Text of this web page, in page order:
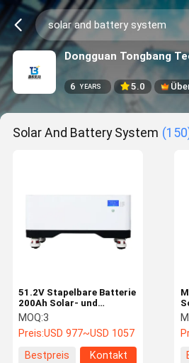
Dongguan Tongbang
6 YEARS 5.0
Solar And Battery System
51.2V Stapelbare Batterie
200Ah Solar- und
Batteriespeicher Smart
Energy Lösung
MOQ:3
Preis:USD 977~USD 1057
Bestpreis
Kontakt